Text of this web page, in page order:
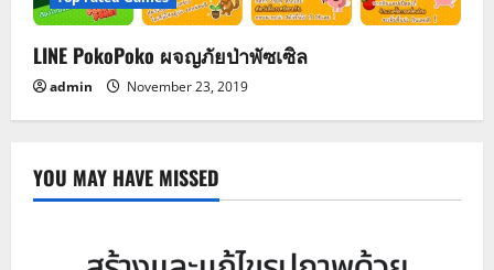
LINE PokoPoko ผจญภัยป่าพัซเซิล
admin November 23, 2019
YOU MAY HAVE MISSED